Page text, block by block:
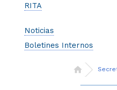
RITA
Noticias
Boletines Internos